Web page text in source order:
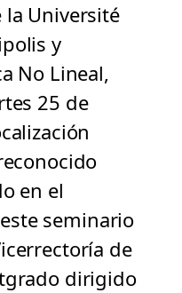
Université
y
No Lineal,
25 de
en el
seminario
de
dirigido